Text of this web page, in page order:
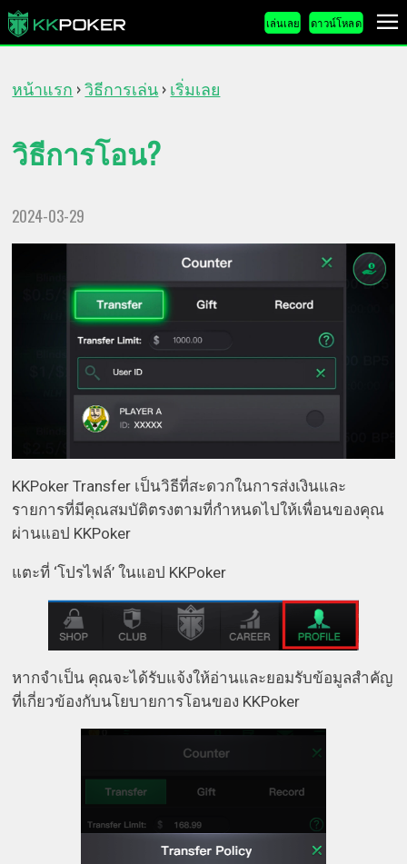
เล่นเลย ดาวน์โหลด
หน้าแรก ›วิธีการเล่น › เริ่มเลย
วิธีการโอน?
2024-03-29
KKPoker Transfer เป็นวิธีที่สะดวกในการส่งเงินและ
รายการที่มีคุณสมบัติตรงตามที่กำหนดไปให้เพื่อนของคุณ
ผ่านแอป KKPoker
แตะที่ ‘โปรไฟล์’ ในแอป KKPoker
หากจำเป็น คุณจะได้รับแจ้งให้อ่านและยอมรับข้อมูลสำคัญ
ที่เกี่ยวข้องกับนโยบายการโอนของ KKPoker